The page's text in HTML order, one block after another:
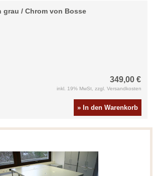
grau / Chrom von Bosse
349,00 €
inkl. 19% MwSt, zzgl. Versandkosten
» In den Warenkorb